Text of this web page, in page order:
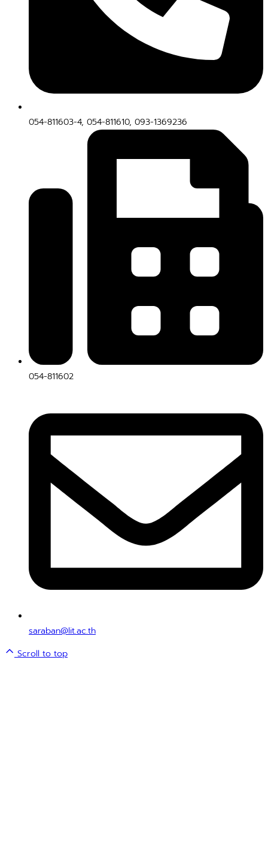
054-811603-4, 054-811610, 093-1369236
054-811602
saraban@lit.ac.th
Scroll to top